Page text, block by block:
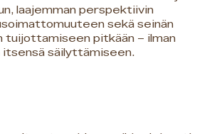
laajemman perspektiivin
sekä seinän
tuijottamiseen pitkään – ilman
säilyttämiseen.